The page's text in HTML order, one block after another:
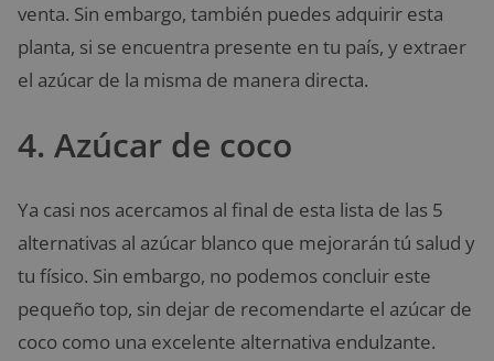
venta. Sin embargo, también puedes adquirir esta
planta, si se encuentra presente en tu país, y extraer
el azúcar de la misma de manera directa.
4. Azúcar de coco
Ya casi nos acercamos al final de esta lista de las 5
alternativas al azúcar blanco que mejorarán tú salud y
tu físico. Sin embargo, no podemos concluir este
pequeño top, sin dejar de recomendarte el azúcar de
coco como una excelente alternativa endulzante.